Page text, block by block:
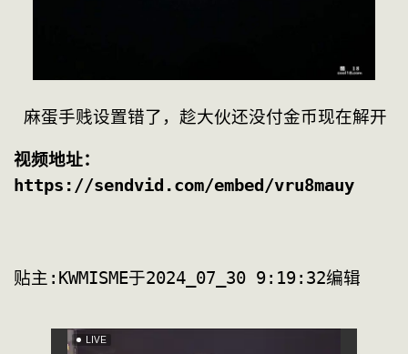
麻蛋手贱设置错了，趁大伙还没付金币现在解开
视频地址：
https://sendvid.com/embed/vru8mauy